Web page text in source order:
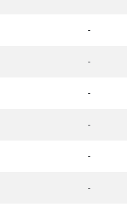
-
-
-
-
-
-